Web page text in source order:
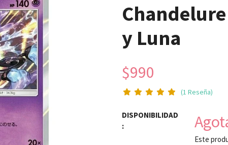
y Luna
$990
(1 Reseña)
DISPONIBILIDAD
:
Este